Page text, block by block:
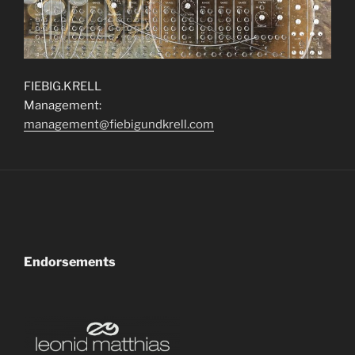
FIEBIG.KRELL
Management:
management@fiebigundkrell.com
Endorsements